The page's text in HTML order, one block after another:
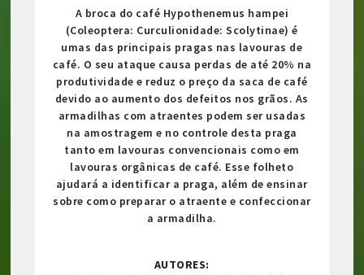
A broca do café Hypothenemus hampei
(Coleoptera: Curculionidade: Scolytinae) é
umas das principais pragas nas lavouras de
café. O seu ataque causa perdas de até 20% na
produtividade e reduz o preço da saca de café
devido ao aumento dos defeitos nos grãos. As
armadilhas com atraentes podem ser usadas
na amostragem e no controle desta praga
tanto em lavouras convencionais como em
lavouras orgânicas de café. Esse folheto
ajudará a identificar a praga, além de ensinar
sobre como preparar o atraente e confeccionar
a armadilha.
AUTORES: